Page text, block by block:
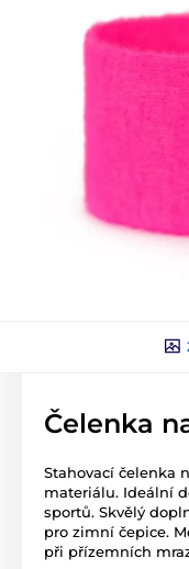
Čelenka
Stahovací čelenka
materiálu. Ideální
sportů. Skvělý
pro zimní čepice.
při přízemních